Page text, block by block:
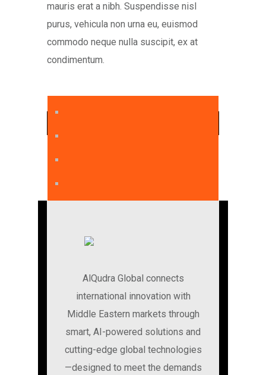
mauris erat a nibh. Suspendisse nisl
purus, vehicula non urna eu, euismod
commodo neque nulla suscipit, ex at
condimentum.
AlQudra Global connects
international innovation with
Middle Eastern markets through
smart, AI-powered solutions and
cutting-edge global technologies
—designed to meet the demands